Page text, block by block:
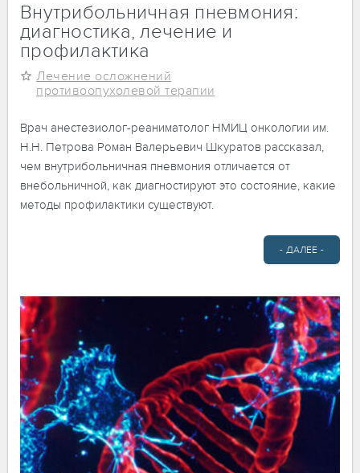
Внутрибольничная пневмония:
диагностика, лечение и
профилактика
Лечение осложнений
противоопухолевой терапии
Врач анестезиолог-реаниматолог НМИЦ онкологии им.
Н.Н. Петрова Роман Валерьевич Шкуратов рассказал,
чем внутрибольничная пневмония отличается от
внебольничной, как диагностируют это состояние, какие
методы профилактики существуют.
- ДАЛЕЕ -